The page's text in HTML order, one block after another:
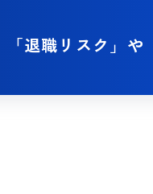
「退職リスク」や